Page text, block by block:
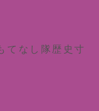
てなし隊歴史寸